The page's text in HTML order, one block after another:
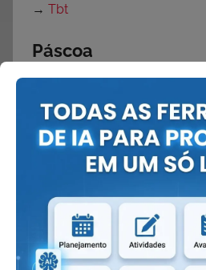
→ Tbt
Páscoa
→Atividades de Páscoa
Texto
Atividades para Páscoa
Textos sobre a Páscoa
Cartão de Páscoa
→Mensagens de Páscoa